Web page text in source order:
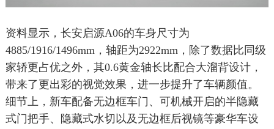
资料显示，长安启源A06的车身尺寸为
4885/1916/1496mm，轴距为2922mm，除了数据比同级
家轿更占优之外，其0.6黄金轴长比配合大溜背设计，
带来了更出彩的视觉效果，进一步提升了车辆颜值。
细节上，新车配备无边框车门、可机械开启的半隐藏
式门把手、隐藏式水切以及无边框后视镜等豪华车设